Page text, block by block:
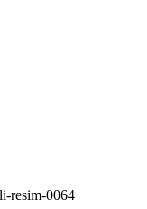
resim-0064